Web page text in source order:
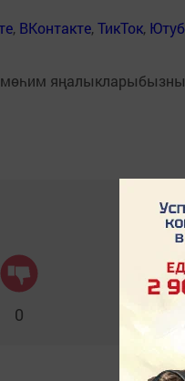
, ВКонтакте,ТикТок, Ютуб
яңалыкларыбызны
0